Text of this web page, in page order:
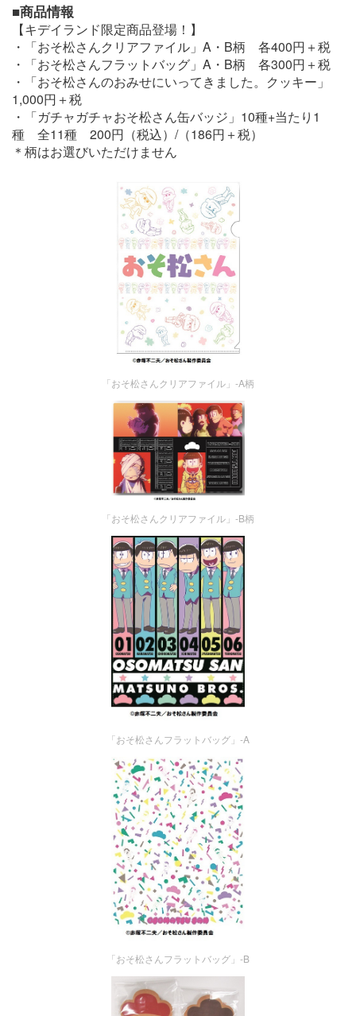
■商品情報
【キデイランド限定商品登場！】
・「おそ松さんクリアファイル」A・B柄 各400円＋税
・「おそ松さんフラットバッグ」A・B柄 各300円＋税
・「おそ松さんのおみせにいってきました。クッキー」
1,000円＋税
・「ガチャガチャおそ松さん缶バッジ」10種+当たり1
種 全11種 200円（税込）/（186円＋税）
＊柄はお選びいただけません
「おそ松さんクリアファイル」-A柄
「おそ松さんクリアファイル」-B柄
「おそ松さんフラットバッグ」-A
「おそ松さんフラットバッグ」-B